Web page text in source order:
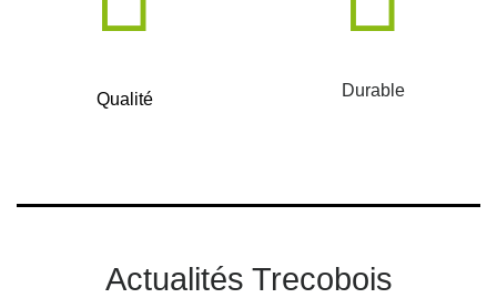
Qualité Durable
Actualités Trecobois